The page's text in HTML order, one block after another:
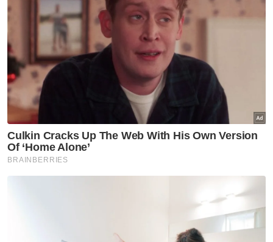
Artikel Berkaitan:
Perdana Menteri Serbia letak jawatan susulan
protes besar-besaran
Agong santap pagi nasi lemak bersama Perdana
Menteri
Kerajaan kekalkan dasar sedia ada permohonan sijil
halal - Ahmad Zahid
Sebagai seorang murid setia Syed
Muhammad Naquib, Anwar berkata, ulama
itu memberi inspirasi kepadanya untuk pergi